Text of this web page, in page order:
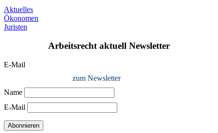
Aktuelles
Ökonomen
Juristen
Arbeitsrecht aktuell Newsletter
E-Mail
zum Newsletter
Name
E-Mail
Abonnieren